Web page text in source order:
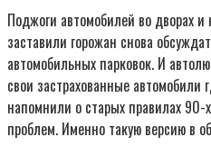
Поджоги автомобилей во дворах и
заставили горожан снова
автомобильных парковок. И
свои застрахованные автомобили
напомнили о старых правилах
проблем. Именно такую версию в